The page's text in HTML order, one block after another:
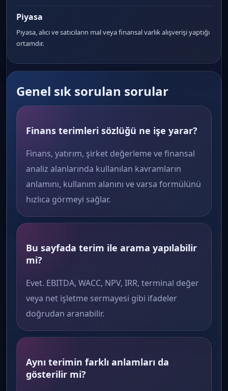
Piyasa
Piyasa, alıcı ve satıcıların mal veya finansal varlık alışverişi yaptığı
ortamdır.
Genel sık sorulan sorular
Finans terimleri sözlüğü ne işe yarar?
Finans, yatırım, şirket değerleme ve finansal
analiz alanlarında kullanılan kavramların
anlamını, kullanım alanını ve varsa formülünü
hızlıca görmeyi sağlar.
Bu sayfada terim ile arama yapılabilir
mi?
Evet. EBITDA, WACC, NPV, IRR, terminal değer
veya net işletme sermayesi gibi ifadeler
doğrudan aranabilir.
Aynı terimin farklı anlamları da
gösterilir mi?